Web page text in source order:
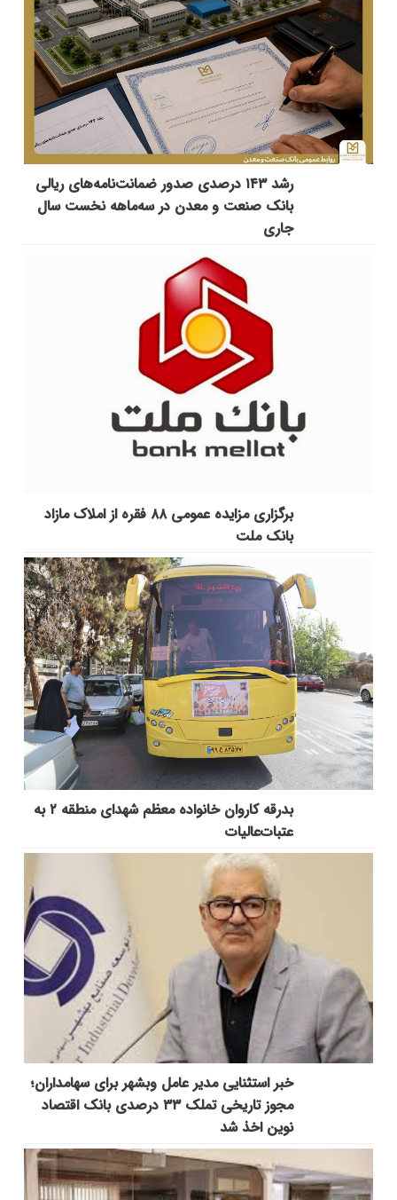
رشد ۱۴۳ درصدی صدور ضمانت‌نامه‌های ریالی
بانک صنعت و معدن در سه‌ماهه نخست سال
جاری
برگزاری مزایده عمومی ۸۸ فقره از املاک مازاد
بانک ملت
بدرقه کاروان خانواده معظم شهدای منطقه ۲ به
عتبات‌عالیات
خبر استثنایی مدیر عامل وبشهر برای سهامداران؛
مجوز تاریخی تملک ۳۳ درصدی بانک اقتصاد
نوین اخذ شد